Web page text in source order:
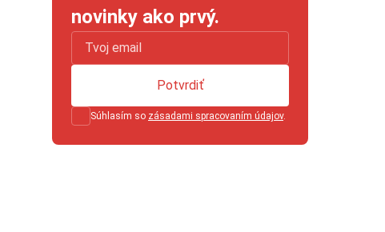
novinky ako prvý.
Súhlasím so zásadami spracovaním údajov.
Potvrdiť